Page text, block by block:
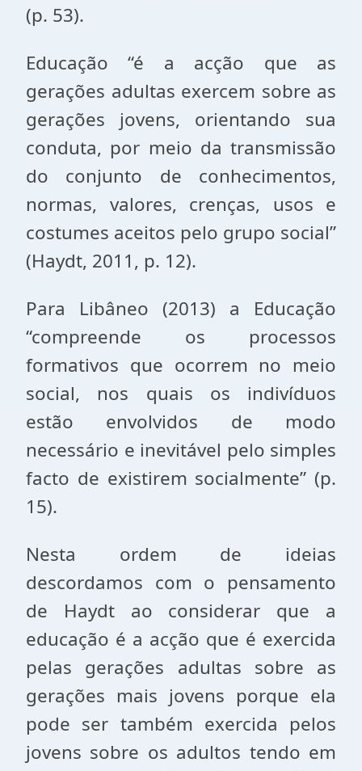
(p. 53).
Educação “é a acção que as
gerações adultas exercem sobre as
gerações jovens, orientando sua
conduta, por meio da transmissão
do conjunto de conhecimentos,
normas, valores, crenças, usos e
costumes aceitos pelo grupo social”
(Haydt, 2011, p. 12).
Para Libâneo (2013) a Educação
“compreende os processos
formativos que ocorrem no meio
social, nos quais os indivíduos
estão envolvidos de modo
necessário e inevitável pelo simples
facto de existirem socialmente” (p.
15).
Nesta ordem de ideias
descordamos com o pensamento
de Haydt ao considerar que a
educação é a acção que é exercida
pelas gerações adultas sobre as
gerações mais jovens porque ela
pode ser também exercida pelos
jovens sobre os adultos tendo em